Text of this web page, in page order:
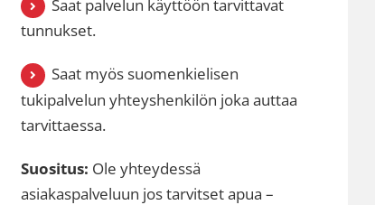
Saat palvelun käyttöön tarvittavat
tunnukset.
Saat myös suomenkielisen
tukipalvelun yhteyshenkilön joka auttaa
tarvittaessa.
Suositus: Ole yhteydessä
asiakaspalveluun jos tarvitset apua –